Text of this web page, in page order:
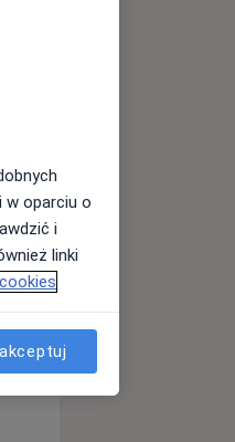
Pon,
10 Sie
w oparciu o
i
linki